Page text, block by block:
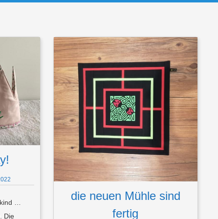
…
Die
die neuen Mühle sind
fertig